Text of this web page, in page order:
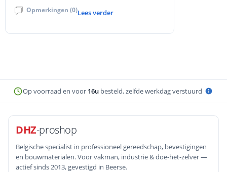
tellerkopschroeven voor zware
vlonderschroeven voor terras en
Opmerkingen (0)Lees verder
Op voorraad en voor 16ubesteld, zelfde werkdag verstuurd
DHZ-proshop
Belgische specialist in professioneel gereedschap, bevestigingen
en bouwmaterialen. Voor vakman, industrie & doe-het-zelver —
actief sinds 2013, gevestigd in Beerse.